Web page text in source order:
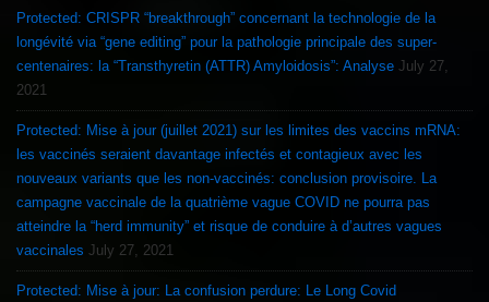
Protected: CRISPR “breakthrough” concernant la technologie de la
longévité via “gene editing” pour la pathologie principale des super-
centenaires: la “Transthyretin (ATTR) Amyloidosis”: Analyse July 27,
2021
Protected: Mise à jour (juillet 2021) sur les limites des vaccins mRNA:
les vaccinés seraient davantage infectés et contagieux avec les
nouveaux variants que les non-vaccinés: conclusion provisoire. La
campagne vaccinale de la quatrième vague COVID ne pourra pas
atteindre la “herd immunity” et risque de conduire à d’autres vagues
vaccinales July 27, 2021
Protected: Mise à jour: La confusion perdure: Le Long Covid